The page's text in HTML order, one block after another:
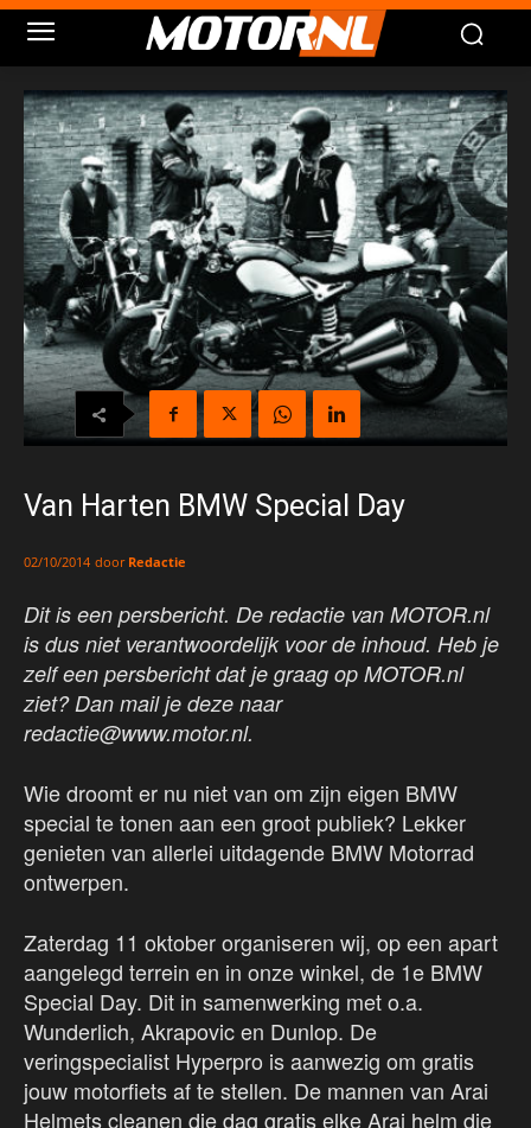
Van Harten BMW Special Day
02/10/2014 door Redactie
Dit is een persbericht. De redactie van MOTOR.nl
is dus niet verantwoordelijk voor de inhoud. Heb je
zelf een persbericht dat je graag op MOTOR.nl
ziet? Dan mail je deze naar
redactie@www.motor.nl.
Wie droomt er nu niet van om zijn eigen BMW
special te tonen aan een groot publiek? Lekker
genieten van allerlei uitdagende BMW Motorrad
ontwerpen.
Zaterdag 11 oktober organiseren wij, op een apart
aangelegd terrein en in onze winkel, de 1e BMW
Special Day. Dit in samenwerking met o.a.
Wunderlich, Akrapovic en Dunlop. De
veringspecialist Hyperpro is aanwezig om gratis
jouw motorfiets af te stellen. De mannen van Arai
Helmets cleanen die dag gratis elke Arai helm die